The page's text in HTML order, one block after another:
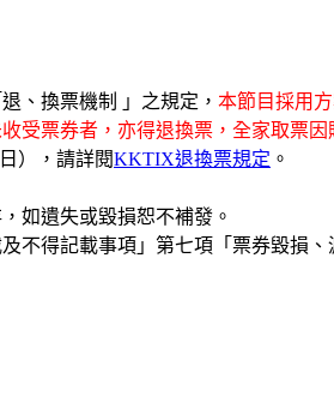
、換票機制 」之規定， 本節目採用
受票券者，亦得退換票，全家取票
），請詳閱KKTIX退換票規定 。
如遺失或毀損恕不補發。
不得記載事項」第七項「票券毀損